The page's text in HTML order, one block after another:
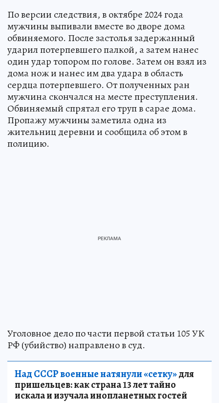
По версии следствия, в октябре 2024 года
мужчины выпивали вместе во дворе дома
обвиняемого. После застолья задержанный
ударил потерпевшего палкой, а затем нанес
один удар топором по голове. Затем он взял из
дома нож и нанес им два удара в область
сердца потерпевшего. От полученных ран
мужчина скончался на месте преступления.
Обвиняемый спрятал его труп в сарае дома.
Пропажу мужчины заметила одна из
жительниц деревни и сообщила об этом в
полицию.
Уголовное дело по части первой статьи 105 УК
РФ (убийство) направлено в суд.
Над СССР военные натянули «сетку»для
пришельцев: как страна 13 лет тайно
искала и изучала инопланетных гостей